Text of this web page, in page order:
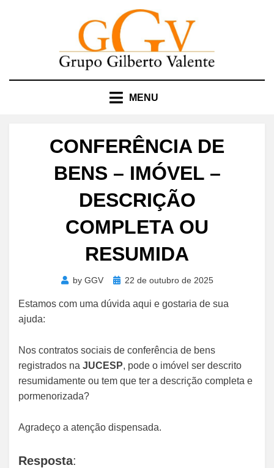
MENU
CONFERÊNCIA DE
BENS – IMÓVEL –
DESCRIÇÃO
COMPLETA OU
RESUMIDA
by GGV
Posted22 de outubro de 2025
Estamos com uma dúvida aqui e gostaria de sua
ajuda:
Nos contratos sociais de conferência de bens
registrados na JUCESP, pode o imóvel ser descrito
resumidamente ou tem que ter a descrição completa e
pormenorizada?
Agradeço a atenção dispensada.
Resposta: